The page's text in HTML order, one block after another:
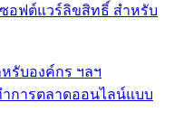
รับองค์กร ฯลฯ